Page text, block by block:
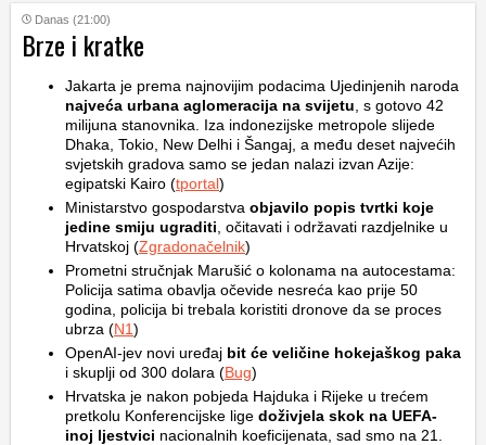
Danas (21:00)
Brze i kratke
Jakarta je prema najnovijim podacima Ujedinjenih naroda
najveća urbana aglomeracija na svijetu , s gotovo 42
milijuna stanovnika. Iza indonezijske metropole slijede
Dhaka, Tokio, New Delhi i Šangaj, a među deset najvećih
svjetskih gradova samo se jedan nalazi izvan Azije:
egipatski Kairo (tportal)
Ministarstvo gospodarstva objavilo popis tvrtki koje
jedine smiju ugraditi , očitavati i održavati razdjelnike u
Hrvatskoj (Zgradonačelnik)
Prometni stručnjak Marušić o kolonama na autocestama:
Policija satima obavlja očevide nesreća kao prije 50
godina, policija bi trebala koristiti dronove da se proces
ubrza (N1)
OpenAI-jev novi uređaj bit će veličine hokejaškog paka
i skuplji od 300 dolara (Bug)
Hrvatska je nakon pobjeda Hajduka i Rijeke u trećem
pretkolu Konferencijske lige doživjela skok na UEFA-
inoj ljestvici nacionalnih koeficijenata, sad smo na 21.